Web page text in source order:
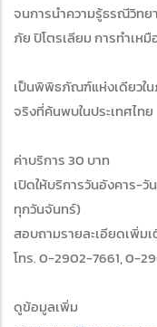
จนการนำความรู้ธรณีวิทย
ภัย ปิโตรเลียม การทำเห
เป็นพิพิธภัณฑ์แห่งเดียวใ
จริงที่ค้นพบในประเทศไทย
ค่าบริการ 30 บาท
เปิดให้บริการวันอังคาร-
ทุกวันจันทร์)
สอบถามรายละเอียดเพิ่ม
โทร. 0-2902-7661, 0-
ดูข้อมูลเพิ่ม